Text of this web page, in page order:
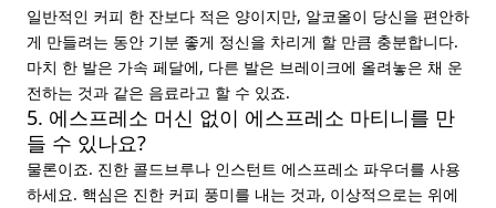
일반적인 커피 한 잔보다 적은 양이지만, 알코올이 당신을 편안하
게 만들려는 동안 기분 좋게 정신을 차리게 할 만큼 충분합니다.
마치 한 발은 가속 페달에, 다른 발은 브레이크에 올려놓은 채 운
전하는 것과 같은 음료라고 할 수 있죠.
5. 에스프레소 머신 없이 에스프레소 마티니를 만
들 수 있나요?
물론이죠. 진한 콜드브루나 인스턴트 에스프레소 파우더를 사용
하세요. 핵심은 진한 커피 풍미를 내는 것과, 이상적으로는 위에